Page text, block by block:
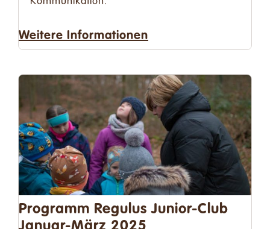
Weitere Informationen
Programm Regulus Junior-Club